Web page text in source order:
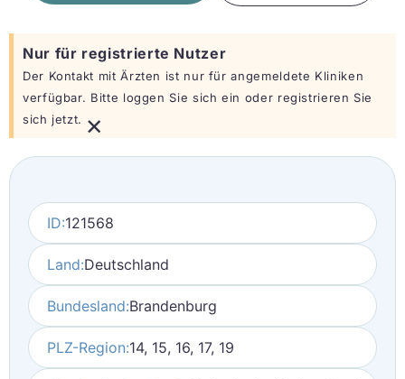
Nur für registrierte Nutzer
Der Kontakt mit Ärzten ist nur für angemeldete Kliniken
verfügbar. Bitte loggen Sie sich ein oder registrieren Sie
sich jetzt. ×
ID:121568
Land:Deutschland
Bundesland:Brandenburg
PLZ-Region:14, 15, 16, 17, 19